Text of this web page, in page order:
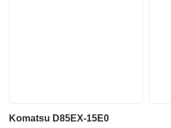
Komatsu D85EX-15E0